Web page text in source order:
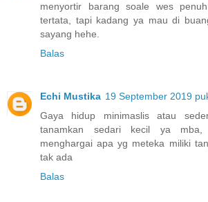
menyortir barang soale wes
tertata, tapi kadang ya mau di
sayang hehe.
Balas
Echi Mustika 19 September 2019
Gaya hidup minimaslis atau
tanamkan sedari kecil ya
menghargai apa yg meteka miliki
tak ada
Balas